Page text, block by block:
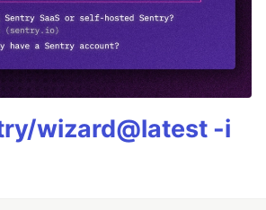
wizard@latest -i